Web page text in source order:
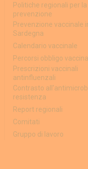
Politiche regionali per la
prevenzione
Prevenzione vaccinale
Sardegna
Calendario vaccinale
Percorsi obbligo
Prescrizioni vaccinali
antinfluenzali
Contrasto
resistenza
Report regionali
Comitati
Gruppo di lavoro